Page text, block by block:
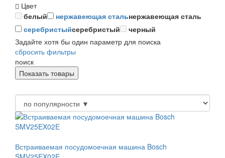
Цвет
белый
нержавеющая стальнержавеющая сталь
серебристыйсеребристый
черный
Задайте хотя бы один параметр для поиска
сбросить фильтры
поиск
Встраиваемая посудомоечная машина Bosch